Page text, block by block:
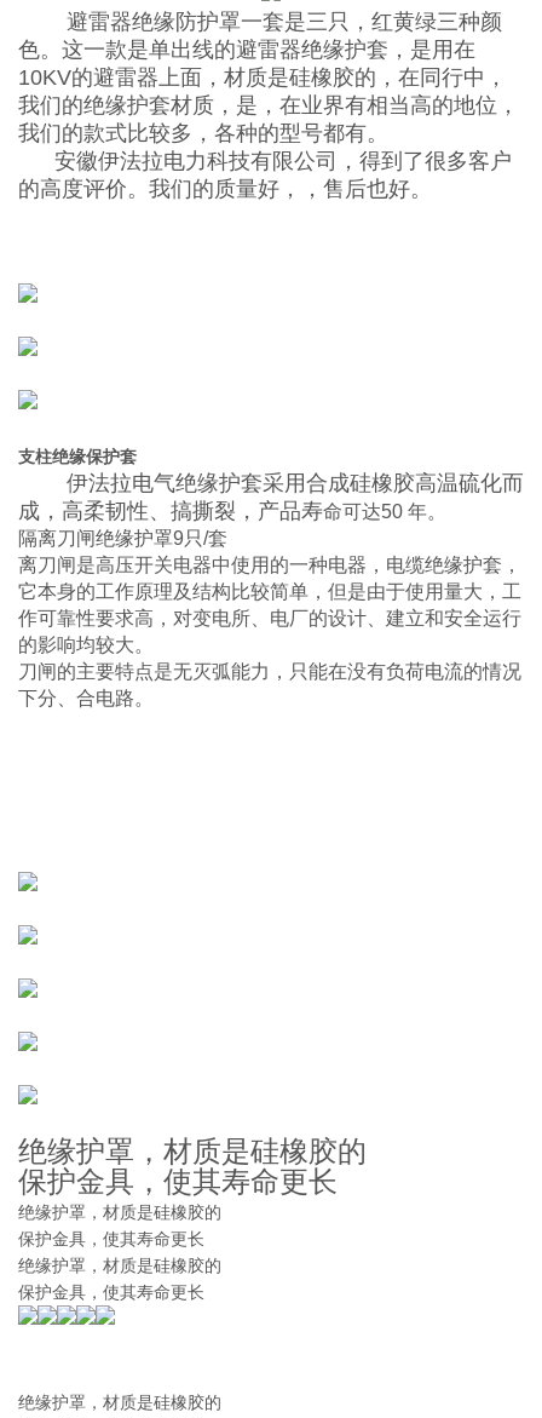
避雷器绝缘防护罩一套是三只，红黄绿三种颜
色。这一款是单出线的避雷器绝缘护套，是用在
10KV的避雷器上面，材质是硅橡胶的，在同行中，
我们的绝缘护套材质 ，是，在业界有相当高的地位，
我们的款式比较多，各种的型号都有。
安徽伊法拉电力科技有限公司，得到了很多客户
的高度评价。我们的质量好，，售后也好。
支柱绝缘保护套
伊法拉电气绝缘护套采用合成硅橡胶高温硫化而
成，高柔韧性、搞撕裂，产品寿命可达50 年。
隔离刀闸绝缘护罩9只/套
离刀闸是高压开关电器中使用的一种电器，电缆绝缘护套，
它本身的工作原理及结构比较简单，但是由于使用量大，工
作可靠性要求高，对变电所、电厂的设计、建立和安全运行
的影响均较大。
刀闸的主要特点是无灭弧能力，只能在没有负荷电流的情况
下分、合电路。
绝缘护罩，材质是硅橡胶的
保护金具，使其寿命更长
绝缘护罩，材质是硅橡胶的
保护金具，使其寿命更长
绝缘护罩，材质是硅橡胶的
保护金具，使其寿命更长
绝缘护罩，材质是硅橡胶的